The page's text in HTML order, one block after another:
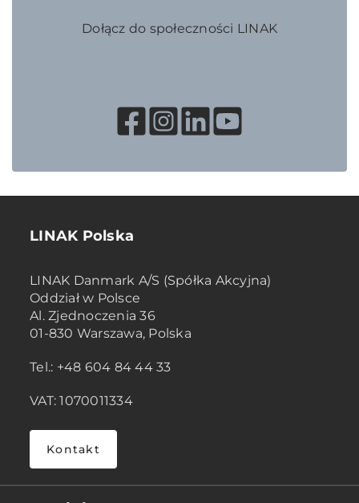
Dołącz do społeczności LINAK
LINAK Polska
LINAK Danmark A/S (Spółka Akcyjna)
Oddział w Polsce
Al. Zjednoczenia 36
01-830 Warszawa, Polska
Tel.: +48 604 84 44 33
VAT: 1070011334
Kontakt